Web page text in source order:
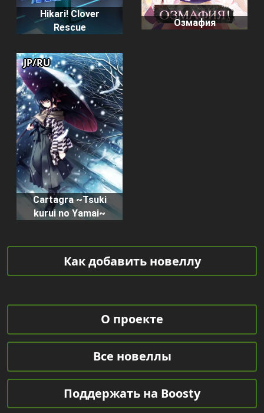
Hikari! Clover
Rescue
Озмафия
Cartagra ~Tsuki
kurui no Yamai~
JP/RU
Как добавить новеллу
О проекте
Все новеллы
Поддержать на Boosty